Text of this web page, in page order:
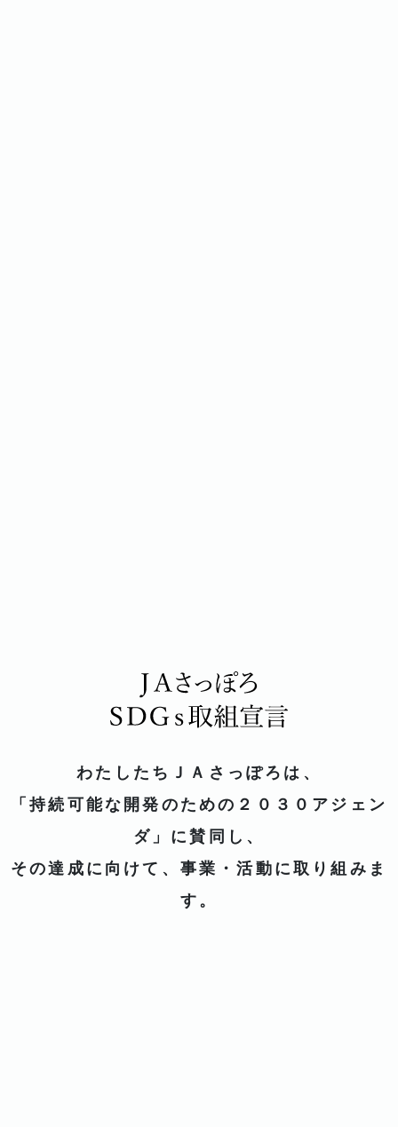
わたしたちＪＡさっぽろは、
「持続可能な開発のための２０３０アジェン
ダ」に賛同し、
その達成に向けて、事業・活動に取り組みま
す。